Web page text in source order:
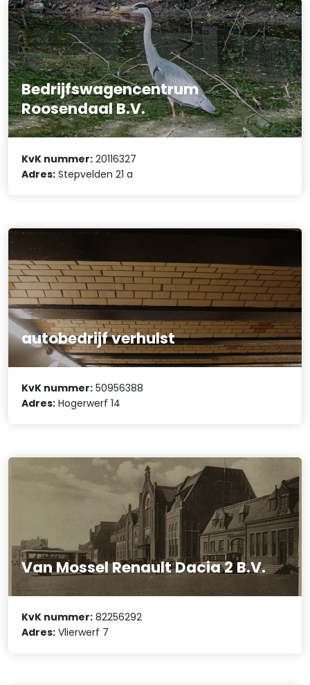
Bedrijfswagencentrum
Roosendaal B.V.
KvK nummer: 20116327
Adres: Stepvelden 21 a
autobedrijf verhulst
KvK nummer: 50956388
Adres: Hogerwerf 14
Van Mossel Renault Dacia 2 B.V.
KvK nummer: 82256292
Adres: Vlierwerf 7